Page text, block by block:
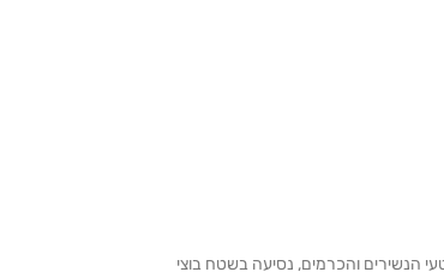
הנשירים והכרמים, נסיעה בשטח בוצי